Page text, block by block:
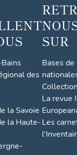
des
la Savoie
la Haute-
SUR
Bases
La revue
Les